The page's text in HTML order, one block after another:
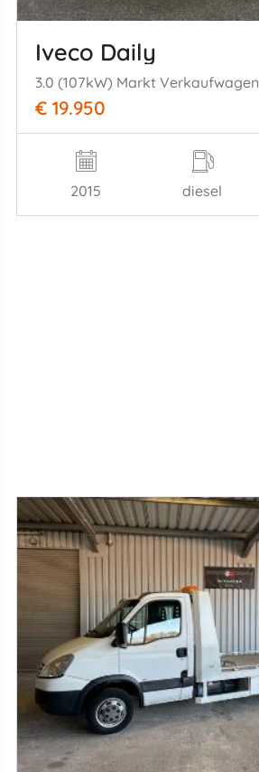
Iveco Daily
3.0 (107kW) Markt Verkaufwagen
€ 19.950
2015 diesel